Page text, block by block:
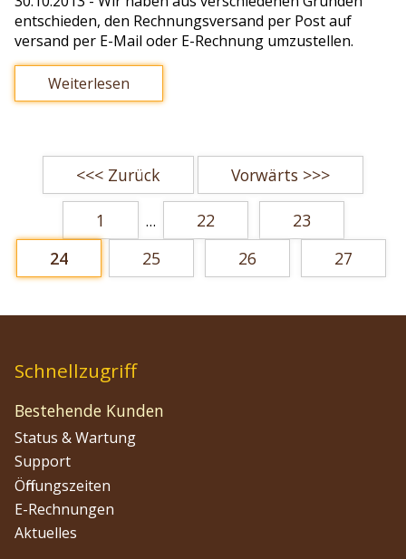
entschieden, den Rechnungsversand per Post auf
versand per E-Mail oder E-Rechnung umzustellen.
Weiterlesen
<<< Zurück Vorwärts >>>
1 … 22
23
24
25 26 27
Schnellzugriff
Bestehende Kunden
Status & Wartung
Support
Öffnungszeiten
E-Rechnungen
Aktuelles